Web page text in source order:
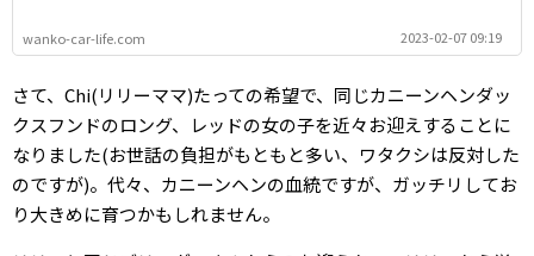
wanko-car-life.com 2023-02-07 09:19
さて、Chi(リリーママ)たっての希望で、同じカニーンヘンダッ
クスフンドのロング、レッドの女の子を近々お迎えすることに
なりました(お世話の負担がもともと多い、ワタクシは反対した
のですが)。代々、カニーンヘンの血統ですが、ガッチリしてお
り大きめに育つかもしれません。